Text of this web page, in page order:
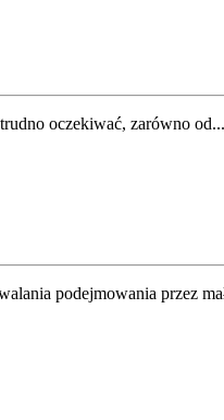
oczekiwać, zarówno od...
podejmowania przez